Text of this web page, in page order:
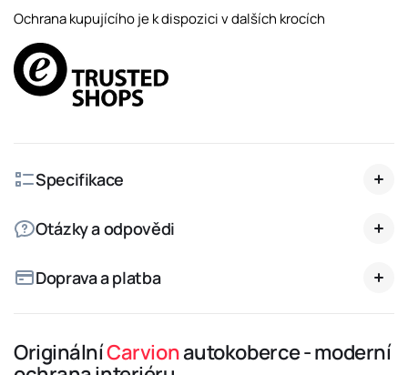
Ochrana kupujícího je k dispozici v dalších krocích
Specifikace
Otázky a odpovědi
Doprava a platba
OriginálníCarvionautokoberce - moderní